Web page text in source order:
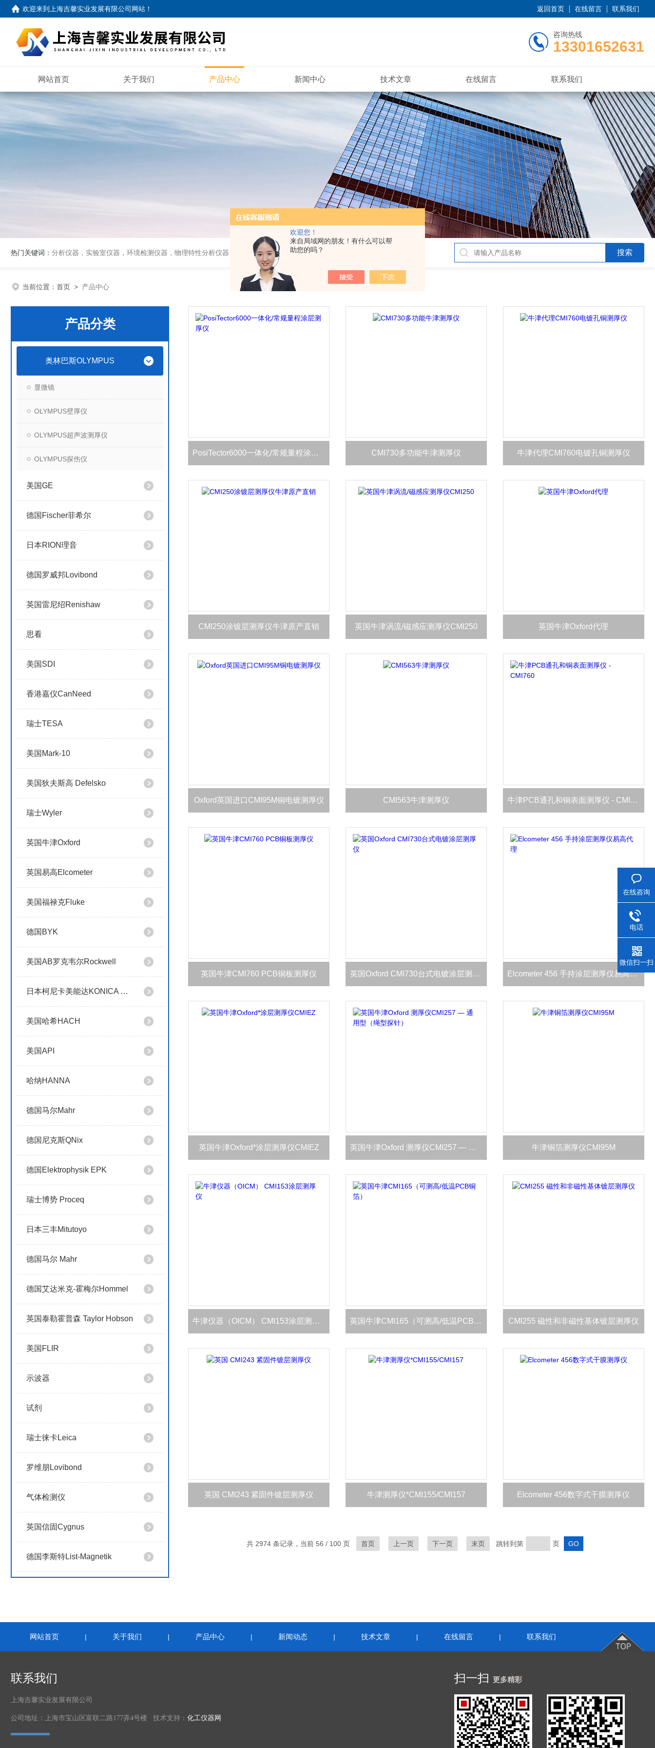
欢迎您！
来自局域网的朋友！有什么可以帮
助您的吗？
欢迎来到 上海吉馨实业发展有限公司网站 ！ 返回首页 在线留言 联系我们
咨询热线
13301652631
网站首页 关于我们 产品中心 新闻中心 技术文章 在线留言 联系我们
热门关键词： 分析仪器，实验室仪器，环境检测仪器，物理特性分析仪器
当前位置： 首页 > 产品中心
产品分类
奥林巴斯OLYMPUS
显微镜
OLYMPUS壁厚仪
OLYMPUS超声波测厚仪
OLYMPUS探伤仪
美国GE
德国Fischer菲希尔
日本RION理音
德国罗威邦Lovibond
英国雷尼绍Renishaw
思看
美国SDI
香港嘉仪CanNeed
瑞士TESA
美国Mark-10
美国狄夫斯高 Defelsko
瑞士Wyler
英国牛津Oxford
英国易高Elcometer
美国福禄克Fluke
德国BYK
美国AB罗克韦尔Rockwell
日本柯尼卡美能达KONICA MINOLTA
美国哈希HACH
美国API
哈纳HANNA
德国马尔Mahr
德国尼克斯QNix
德国Elektrophysik EPK
瑞士博势 Proceq
日本三丰Mitutoyo
德国马尔 Mahr
德国艾达米克-霍梅尔Hommel
英国泰勒霍普森 Taylor Hobson
美国FLIR
示波器
试剂
瑞士徕卡Leica
罗维朋Lovibond
气体检测仪
英国信固Cygnus
德国李斯特List-Magnetik
PosiTector6000一体化/常规量程涂层测厚仪 CMI730多功能牛津测厚仪 牛津代理CMI760电镀孔铜测厚仪
CMI250涂镀层测厚仪牛津原产直销 英国牛津涡流/磁感应测厚仪CMI250 英国牛津Oxford代理
Oxford英国进口CMI95M铜电镀测厚仪 CMI563牛津测厚仪 牛津PCB通孔和铜表面测厚仪 - CMI760
英国牛津CMI760 PCB铜板测厚仪 英国Oxford CMI730台式电镀涂层测厚仪 Elcometer 456 手持涂层测厚仪易高代理
英国牛津Oxford*涂层测厚仪CMIEZ 英国牛津Oxford 测厚仪CMI257 — 通用型（绳型探针） 牛津铜箔测厚仪CMI95M
​牛津仪器（OICM） CMI153涂层测厚仪 英国牛津CMI165（可测高/低温PCB铜箔） CMI255 磁性和非磁性基体镀层测厚仪
英国 CMI243 紧固件镀层测厚仪 牛津测厚仪*CMI155/CMI157 Elcometer 456数字式干膜测厚仪
共 2974 条记录，当前 56 / 100 页 首页 上一页 下一页 末页 跳转到第 页
网站首页 | 关于我们 | 产品中心 | 新闻动态 | 技术文章 | 在线留言 | 联系我们
联系我们
上海吉馨实业发展有限公司
公司地址：上海市宝山区富联二路177弄4号楼 技术支持： 化工仪器网
扫一扫 更多精彩
在线咨询
电话
微信扫一扫